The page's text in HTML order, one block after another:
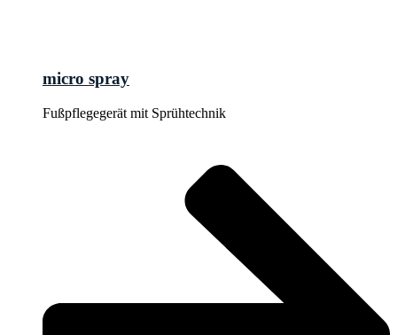
micro spray
Fußpflegegerät mit Sprühtechnik